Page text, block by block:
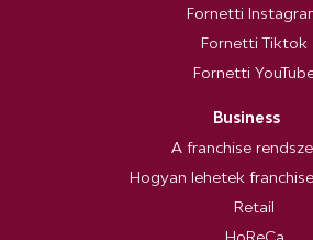
Fornetti
Fornetti Tiktok
Fornetti
Business
A franchise
Hogyan lehetek
Retail